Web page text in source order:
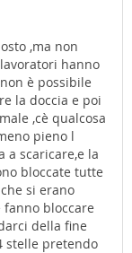
,ma non
hanno
è possibile
la doccia e poi
,cè qualcosa
pieno l
a scaricare,e la
bloccate tutte
si erano
bloccare
della fine
stelle pretendo